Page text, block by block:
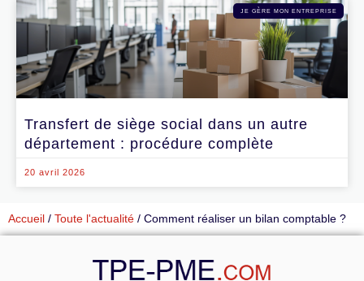
JE GÈRE MON ENTREPRISE
Transfert de siège social dans un autre
département : procédure complète
20 avril 2026
Accueil / Toute l'actualité / Comment réaliser un bilan comptable ?